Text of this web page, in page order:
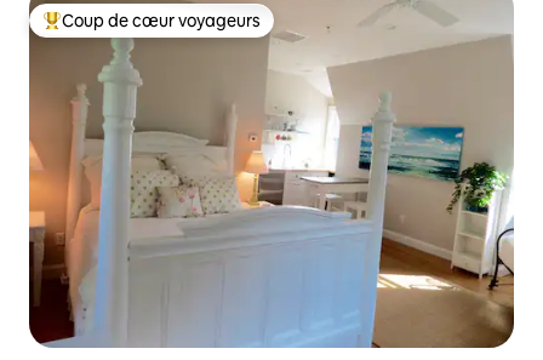
Coups de cœur voyageurs les plus appréciés
Coup de cœur voyageurs